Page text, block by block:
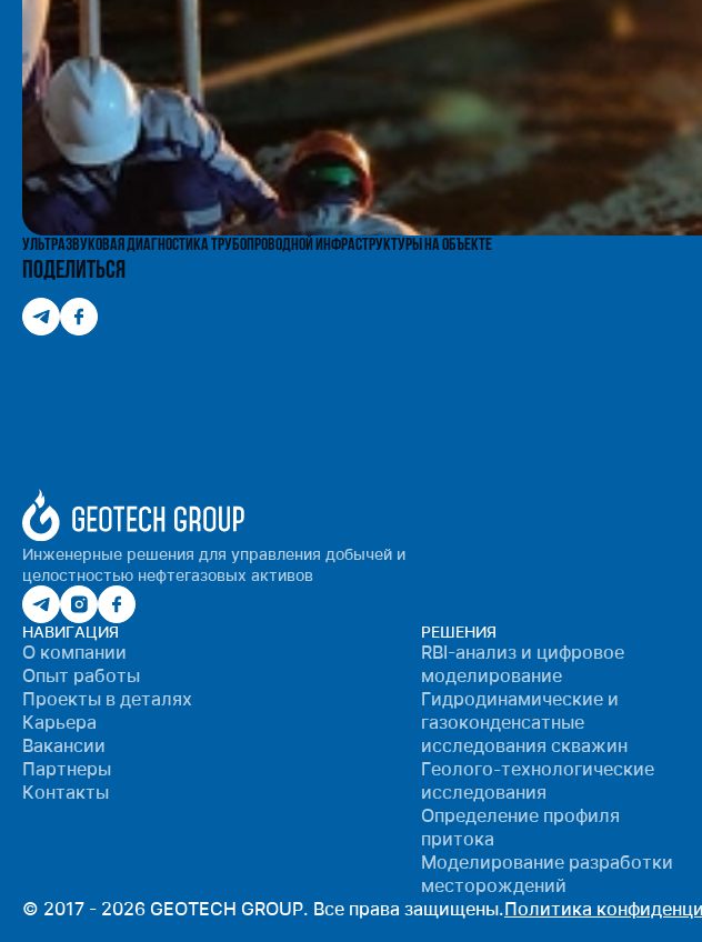
Ультразвуковая диагностика трубопроводной инфраструктуры на объекте
Поделиться
Инженерные решения для управления добычей и
целостностью нефтегазовых активов
НАВИГАЦИЯ
О компании
Опыт работы
Проекты в деталях
Карьера
Вакансии
Партнеры
Контакты
РЕШЕНИЯ
RBI-анализ и цифровое
моделирование
Гидродинамические и
газоконденсатные
исследования скважин
Геолого-технологические
исследования
Определение профиля
притока
Моделирование разработки
месторождений
© 2017 - 2026 GEOTECH GROUP. Все права защищены.Политика